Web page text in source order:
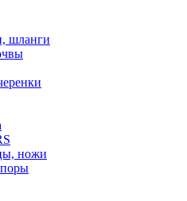
шланги
ножи